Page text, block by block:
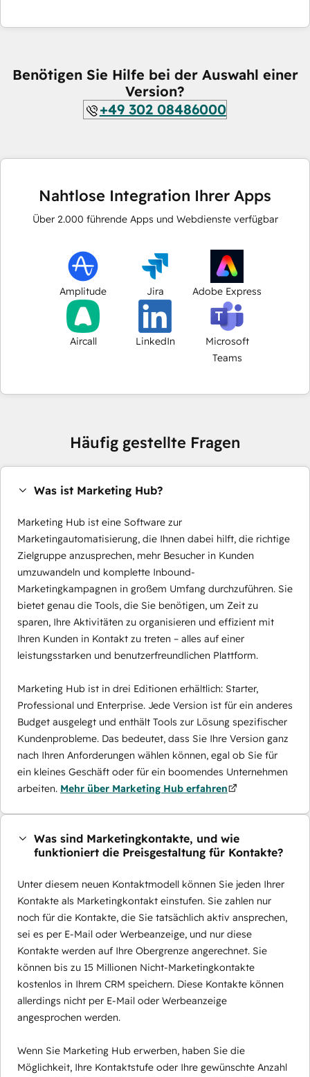
Benötigen Sie Hilfe bei der Auswahl einer
Version?
+49 302 08486000
Nahtlose Integration Ihrer Apps
Über 2.000 führende Apps und Webdienste verfügbar
Amplitude Jira Adobe Express
Aircall LinkedIn
Microsoft
Teams
Häufig gestellte Fragen
Was ist Marketing Hub?
Marketing Hub ist eine Software zur
Marketingautomatisierung, die Ihnen dabei hilft, die richtige
Zielgruppe anzusprechen, mehr Besucher in Kunden
umzuwandeln und komplette Inbound-
Marketingkampagnen in großem Umfang durchzuführen. Sie
bietet genau die Tools, die Sie benötigen, um Zeit zu
sparen, Ihre Aktivitäten zu organisieren und effizient mit
Ihren Kunden in Kontakt zu treten – alles auf einer
leistungsstarken und benutzerfreundlichen Plattform.
Marketing Hub ist in drei Editionen erhältlich: Starter,
Professional und Enterprise. Jede Version ist für ein anderes
Budget ausgelegt und enthält Tools zur Lösung spezifischer
Kundenprobleme. Das bedeutet, dass Sie Ihre Version ganz
nach Ihren Anforderungen wählen können, egal ob Sie für
ein kleines Geschäft oder für ein boomendes Unternehmen
arbeiten. Mehr über Marketing Hub erfahren
Was sind Marketingkontakte, und wie
funktioniert die Preisgestaltung für Kontakte?
Unter diesem neuen Kontaktmodell können Sie jeden Ihrer
Kontakte als Marketingkontakt einstufen. Sie zahlen nur
noch für die Kontakte, die Sie tatsächlich aktiv ansprechen,
sei es per E-Mail oder Werbeanzeige, und nur diese
Kontakte werden auf Ihre Obergrenze angerechnet. Sie
können bis zu 15 Millionen Nicht-Marketingkontakte
kostenlos in Ihrem CRM speichern. Diese Kontakte können
allerdings nicht per E-Mail oder Werbeanzeige
angesprochen werden.
Wenn Sie Marketing Hub erwerben, haben Sie die
Möglichkeit, Ihre Kontaktstufe oder Ihre gewünschte Anzahl